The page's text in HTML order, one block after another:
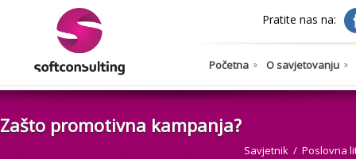
Pratite nas na:
Početna O savjetovanju
Zašto promotivna kampanja?
Savjetnik Poslovna